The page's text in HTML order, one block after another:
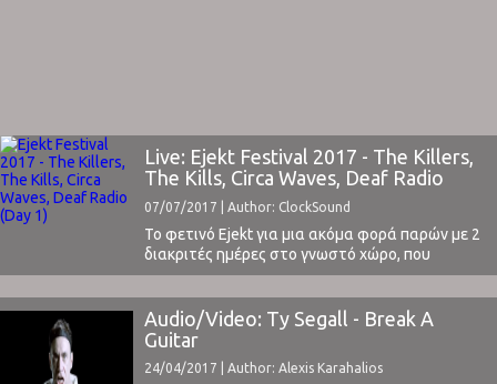
Live: Ejekt Festival 2017 - The Killers,
The Kills, Circa Waves, Deaf Radio
(Day 1)
07/07/2017 | Author: ClockSound
Το φετινό Ejekt για μια ακόμα φορά παρών με 2
διακριτές ημέρες στο γνωστό χώρο, που
μοιράζεται με το Release Athens Festival, την
Πλατεία Νερού.Αποτελεί το φεστιβάλ που έχει
την δυνατότητα πλέον να φέρνει, σε επίπεδο
φεστιβάλ, τα πιο ηχηρά ονόματα, όπως πέρσι
Audio/Video: Ty Segall - Break A
Guitar
24/04/2017 | Author: Alexis Karahalios